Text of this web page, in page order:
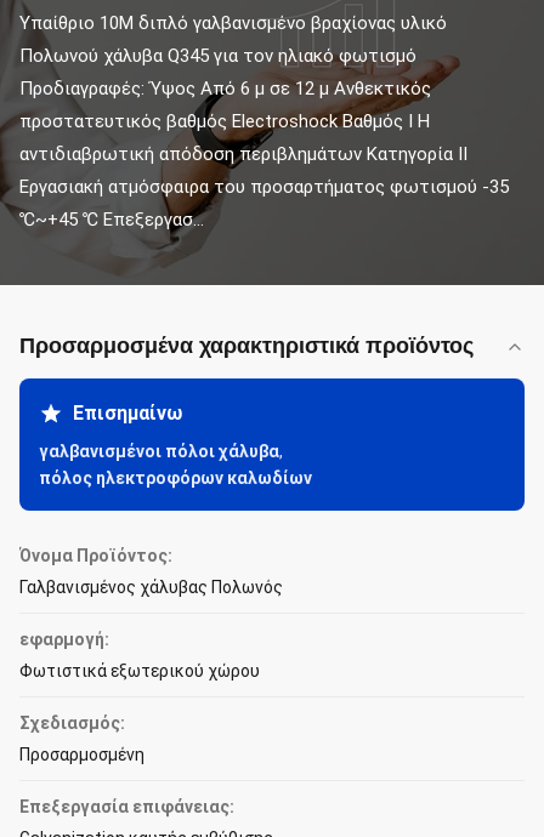
Υπαίθριο 10M διπλό γαλβανισμένο βραχίονας υλικό
Πολωνού χάλυβα Q345 για τον ηλιακό φωτισμό
Προδιαγραφές: Ύψος Από 6 μ σε 12 μ Ανθεκτικός
προστατευτικός βαθμός Electroshock Βαθμός Ⅰ Η
αντιδιαβρωτική απόδοση περιβλημάτων Κατηγορία Ⅱ
Εργασιακή ατμόσφαιρα του προσαρτήματος φωτισμού -35
℃~+45 ℃ Επεξεργασ...
Προσαρμοσμένα χαρακτηριστικά προϊόντος
Επισημαίνω
γαλβανισμένοι πόλοι χάλυβα,
πόλος ηλεκτροφόρων καλωδίων
Όνομα Προϊόντος:
Γαλβανισμένος χάλυβας Πολωνός
εφαρμογή:
Φωτιστικά εξωτερικού χώρου
Σχεδιασμός:
Προσαρμοσμένη
Επεξεργασία επιφάνειας: